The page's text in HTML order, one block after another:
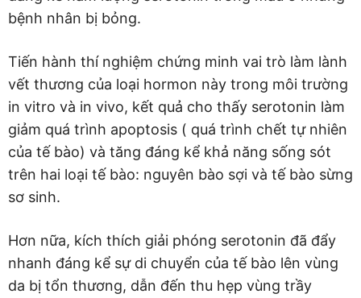
bệnh nhân bị bỏng.
Tiến hành thí nghiệm chứng minh vai trò làm lành
vết thương của loại hormon này trong môi trường
in vitro và in vivo, kết quả cho thấy serotonin làm
giảm quá trình apoptosis ( quá trình chết tự nhiên
của tế bào) và tăng đáng kể khả năng sống sót
trên hai loại tế bào: nguyên bào sợi và tế bào sừng
sơ sinh.
Hơn nữa, kích thích giải phóng serotonin đã đẩy
nhanh đáng kể sự di chuyển của tế bào lên vùng
da bị tổn thương, dẫn đến thu hẹp vùng trầy